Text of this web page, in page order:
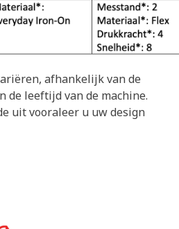
afhankelijk van de
de leeftijd van de machine.
uit vooraleer u uw design